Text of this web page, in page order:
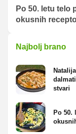
Po 50. letu telo
okusnih
Najbolj brano
stvari
Po 50.